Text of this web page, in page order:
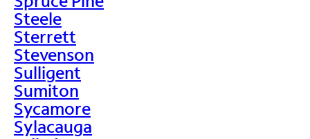
Steele
Sterrett
Stevenson
Sulligent
Sumiton
Sycamore
Sylacauga